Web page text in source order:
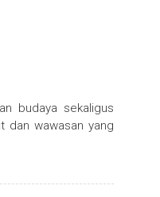
budaya sekaligus
dan wawasan yang